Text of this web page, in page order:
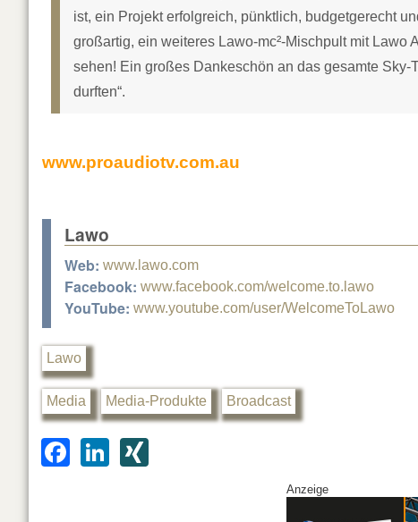
ist, ein Projekt erfolgreich, pünktlich, budgetgerecht
großartig, ein weiteres Lawo-mc²-Mischpult mit
sehen! Ein großes Dankeschön an das gesamte Sky-
durften“.
www.proaudiotv.com.au
Lawo
Web: www.lawo.com
Facebook: www.facebook.com/welcome.to.lawo
YouTube: www.youtube.com/user/WelcomeToLawo
Lawo
Media Media-Produkte Broadcast
F
Li
Anzeige